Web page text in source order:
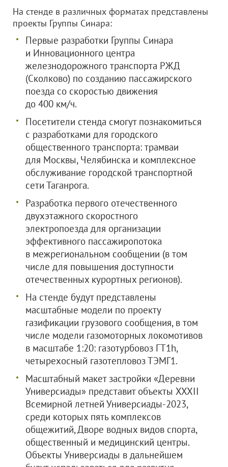
На стенде в различных форматах представлены
проекты Группы Синара:
Первые разработки Группы Синара
и Инновационного центра
железнодорожного транспорта РЖД
(Сколково) по созданию пассажирского
поезда со скоростью движения
до 400 км/ч.
Посетители стенда смогут познакомиться
с разработками для городского
общественного транспорта: трамваи
для Москвы, Челябинска и комплексное
обслуживание городской транспортной
сети Таганрога.
Разработка первого отечественного
двухэтажного скоростного
электропоезда для организации
эффективного пассажиропотока
в межрегиональном сообщении (в том
числе для повышения доступности
отечественных курортных регионов).
На стенде будут представлены
масштабные модели по проекту
газификации грузового сообщения, в том
числе модели газомоторных локомотивов
в масштабе 1:20: газотурбовоз ГТ1h,
четырехосный газотепловоз ТЭМГ1.
Масштабный макет застройки «Деревни
Универсиады» представит объекты XXXII
Всемирной летней Универсиады-2023,
среди которых пять комплексов
общежитий, Дворе водных видов спорта,
общественный и медицинский центры.
Объекты Универсиады в дальнейшем